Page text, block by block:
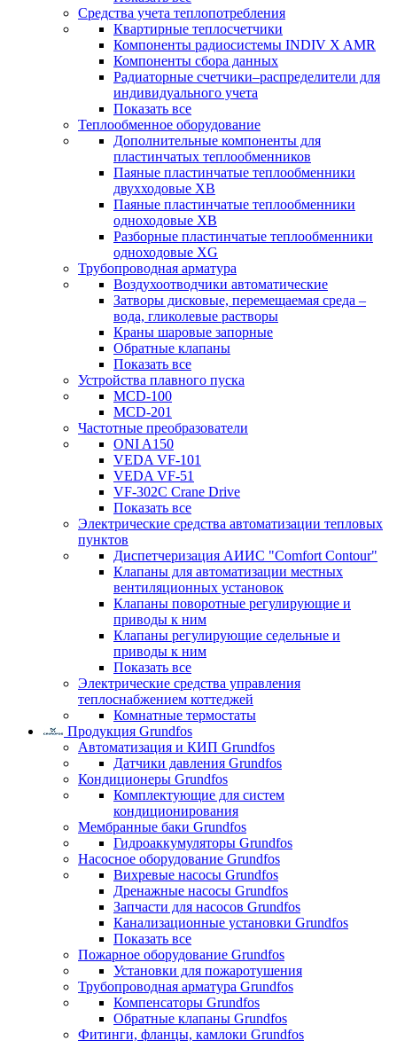
Средства учета теплопотребления
Квартирные теплосчетчики
Компоненты радиосистемы INDIV X AMR
Компоненты сбора данных
Радиаторные счетчики–распределители для
индивидуального учета
Показать все
Теплообменное оборудование
Дополнительные компоненты для
пластинчатых теплообменников
Паяные пластинчатые теплообменники
двухходовые XB
Паяные пластинчатые теплообменники
одноходовые ХВ
Разборные пластинчатые теплообменники
одноходовые ХG
Трубопроводная арматура
Воздухоотводчики автоматические
Затворы дисковые, перемещаемая среда –
вода, гликолевые растворы
Краны шаровые запорные
Обратные клапаны
Показать все
Устройства плавного пуска
MCD-100
MCD-201
Частотные преобразователи
ONI A150
VEDA VF-101
VEDA VF-51
VF-302C Crane Drive
Показать все
Электрические средства автоматизации тепловых
пунктов
Диспетчеризация АИИС "Comfort Contour"
Клапаны для автоматизации местных
вентиляционных установок
Клапаны поворотные регулирующие и
приводы к ним
Клапаны регулирующие седельные и
приводы к ним
Показать все
Электрические средства управления
теплоснабжением коттеджей
Комнатные термостаты
Продукция Grundfos
Автоматизация и КИП Grundfos
Датчики давления Grundfos
Кондиционеры Grundfos
Комплектующие для систем
кондиционирования
Мембранные баки Grundfos
Гидроаккумуляторы Grundfos
Насосное оборудование Grundfos
Вихревые насосы Grundfos
Дренажные насосы Grundfos
Запчасти для насосов Grundfos
Канализационные установки Grundfos
Показать все
Пожарное оборудование Grundfos
Установки для пожаротушения
Трубопроводная арматура Grundfos
Компенсаторы Grundfos
Обратные клапаны Grundfos
Фитинги, фланцы, камлоки Grundfos